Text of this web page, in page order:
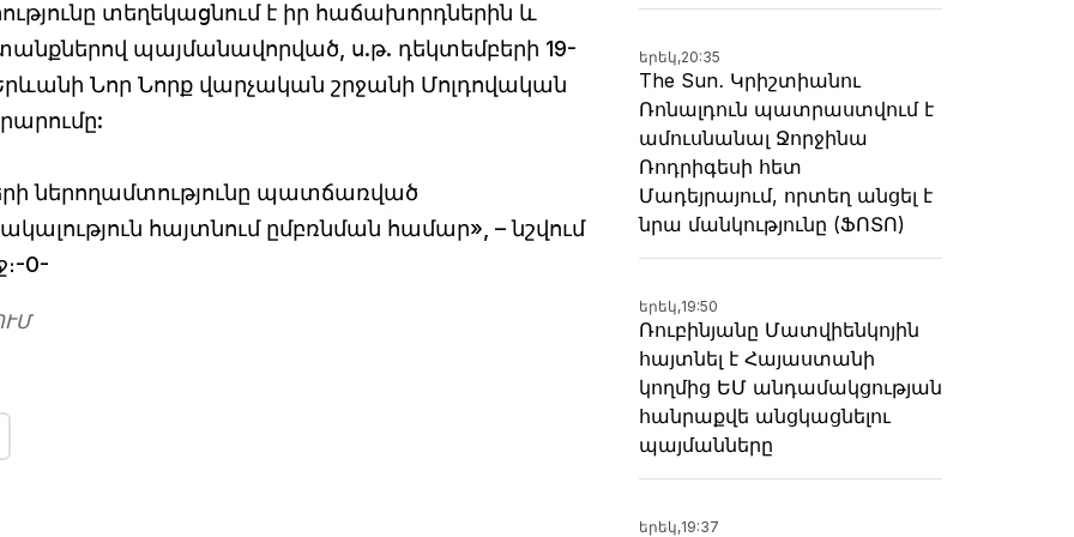
տեղեկացնում է իր հաճախորդներին և
պայմանավորված, ս.թ. դեկտեմբերի 19-
Նոր Նորք վարչական շրջանի Մոլդովական
ներողամտությունը պատճառված
հայտնում ըմբռնման համար», – նշվում
0-
երեկ,20:35
The Sun․ Կրիշտիանու
Ռոնալդուն պատրաստվում է
ամուսնանալ Ջորջինա
Ռոդրիգեսի հետ
Մադեյրայում, որտեղ անցել է
նրա մանկությունը (ՖՈՏՈ)
երեկ,19:50
Ռուբինյանը Մատվիենկոյին
հայտնել է Հայաստանի
կողմից ԵՄ անդամակցության
հանրաքվե անցկացնելու
պայմանները
երեկ,19:37